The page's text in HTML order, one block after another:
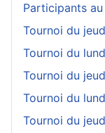
Participants
Tournoi du
Tournoi du
Tournoi du
Tournoi du
Tournoi du